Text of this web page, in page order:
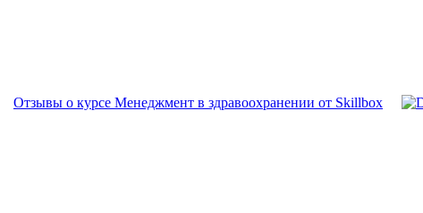
Отзывы о курсе Менеджмент в здравоохранении от Skillbox